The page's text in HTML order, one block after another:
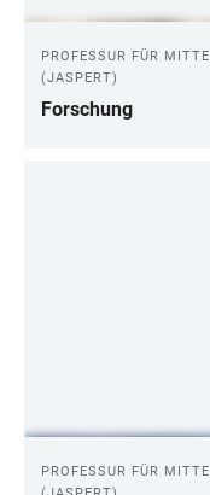
PROFESSUR FÜR
(JASPERT)
Forschung
PROFESSUR FÜR